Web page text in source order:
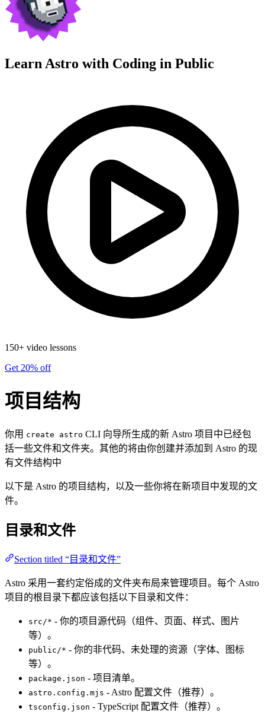
Learn Astro with Coding in Public
150+ video lessons
Get 20% off
项目结构
你用 create astro CLI 向导所生成的新 Astro 项目中已经包
括一些文件和文件夹。其他的将由你创建并添加到 Astro 的现
有文件结构中
以下是 Astro 的项目结构，以及一些你将在新项目中发现的文
件。
目录和文件
Section titled “目录和文件”
Astro 采用一套约定俗成的文件夹布局来管理项目。每个 Astro
项目的根目录下都应该包括以下目录和文件：
src/* - 你的项目源代码（组件、页面、样式、图片
等）。
public/* - 你的非代码、未处理的资源（字体、图标
等）。
package.json - 项目清单。
astro.config.mjs - Astro 配置文件（推荐）。
tsconfig.json - TypeScript 配置文件（推荐）。